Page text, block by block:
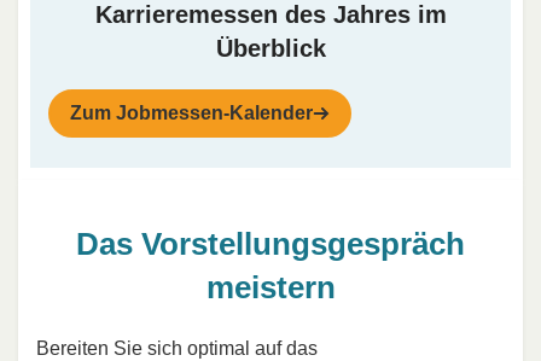
Karrieremessen des Jahres im
Überblick
Zum Jobmessen-Kalender
Das Vorstellungsgespräch
meistern
Bereiten Sie sich optimal auf das